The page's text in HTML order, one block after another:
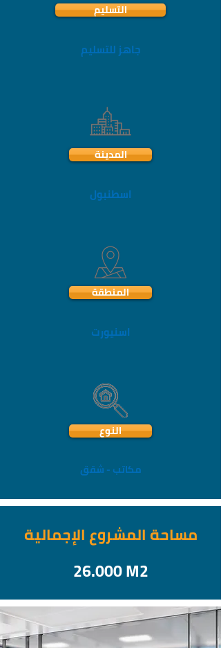
التسليم
جاهز للتسليم
المدينة
اسطنبول
المنطقة
اسنيورت
النوع
مكاتب - شقق
مساحة المشروع الإجمالية
26.000 M2